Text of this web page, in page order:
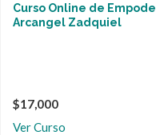
Curso Online de
Arcangel Zadquiel
$17,000
Ver Curso